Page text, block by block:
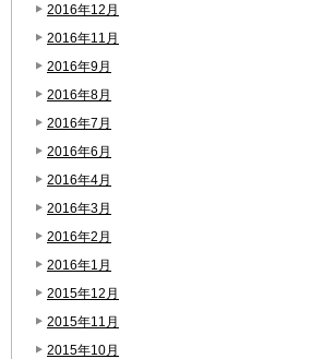
2016年12月
2016年11月
2016年9月
2016年8月
2016年7月
2016年6月
2016年4月
2016年3月
2016年2月
2016年1月
2015年12月
2015年11月
2015年10月